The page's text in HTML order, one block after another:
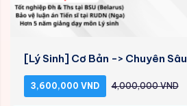
[Lý Sinh] Cơ Bản -> Chuyên Sâu
3,600,000 VND 4,000,000 VND